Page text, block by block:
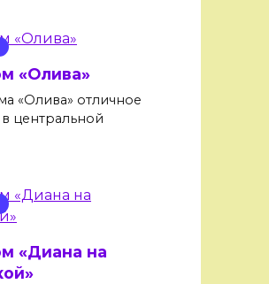
«Олива»
«Олива» отличное
центральной
«Диана на